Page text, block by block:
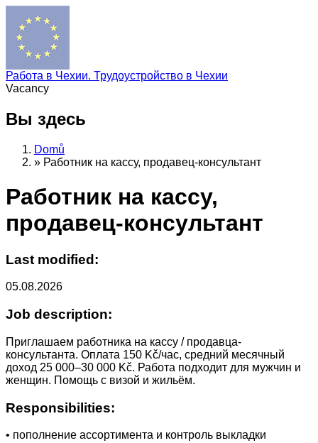
Работа в Чехии. Трудоустройство в Чехии
Vacancy
Вы здесь
Domů
» Работник на кассу, продавец-консультант
Работник на кассу,
продавец-консультант
Last modified:
05.08.2026
Job description:
Приглашаем работника на кассу / продавца-
консультанта. Оплата 150 Kč/час, средний месячный
доход 25 000–30 000 Kč. Работа подходит для мужчин и
женщин. Помощь с визой и жильём.
Responsibilities:
• пополнение ассортимента и контроль выкладки